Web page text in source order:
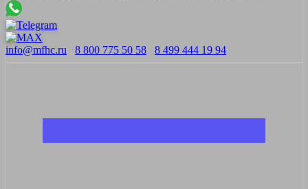
info@mfhc.ru 8 800 775 50 58 8 499 444 19 94